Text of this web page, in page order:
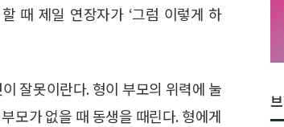
때 제일 연장자가 ‘그럼 이렇게 하
잘못이란다. 형이 부모의 위력에 눌
모가 없을 때 동생을 때린다. 형에게